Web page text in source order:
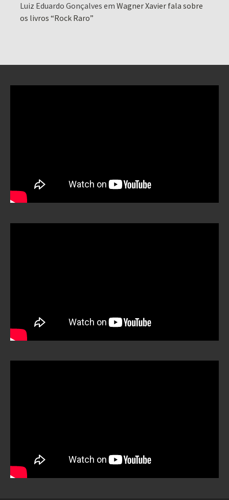
Luiz Eduardo Gonçalves emWagner Xavier fala sobre
os livros “Rock Raro”